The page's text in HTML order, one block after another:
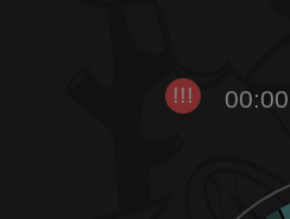
!!! 00:00